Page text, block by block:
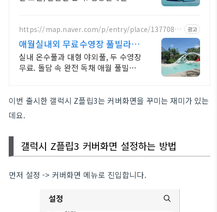
https://map.naver.com/p/entry/place/1377088
광고
애월실내외 무료수영장 풀빌라 반
려견 동반 이국적 감성숙소
실내 온수풀과 대형 야외풀, 두 수영장
무료. 돌담 속 완전 독채 애월 풀빌라.
겨요.
이번 출시한 갤럭시 Z플립3는 커버화면을 꾸미는 재미가 있는
데요.
갤럭시 Z플립3 커버화면 설정하는 방법
먼저 설정 -> 커버화면 메뉴로 진입합니다.